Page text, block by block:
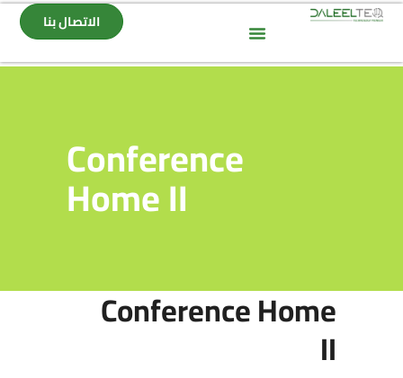
الاتصال بنا
Conference
Home II
Conference Home
II